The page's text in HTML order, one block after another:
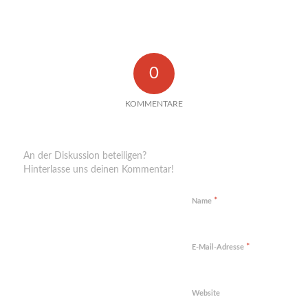
0
KOMMENTARE
An der Diskussion beteiligen?
Hinterlasse uns deinen Kommentar!
Name *
E-Mail-Adresse *
Website